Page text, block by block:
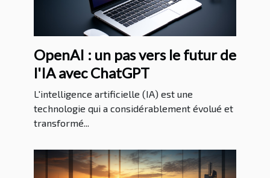
OpenAI : un pas vers le futur de
l'IA avec ChatGPT
L'intelligence artificielle (IA) est une
technologie qui a considérablement évolué et
transformé...